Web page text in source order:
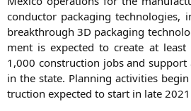
con­duc­tor pack­a­ging tech­no­lo­gies,
breakth­rough3D pack­a­ging
ment is expec­ted to crea­te at
1,000 con­s­truc­tion jobs and
in the sta­te. Plan­ning acti­vi­ties
truc­tion expec­ted to start in late